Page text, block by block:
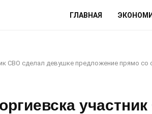
ГЛАВНАЯ
СВО сделал девушке предложение прямо со